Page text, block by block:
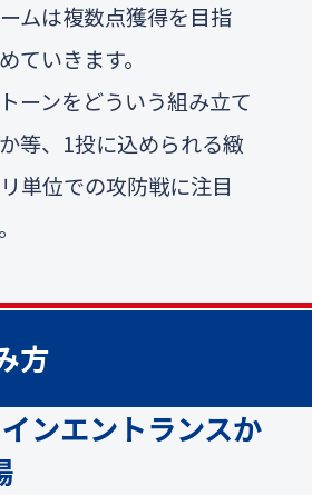
ムは複数点獲得を目指
ていきます。
ーンをどういう組み立て
等、1投に込められる緻
単位での攻防戦に注目
方
ンエントランスか